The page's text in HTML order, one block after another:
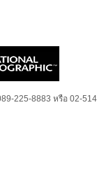
225-8883 หรือ 02-